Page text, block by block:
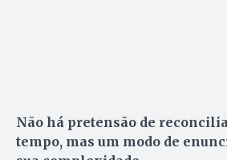
Não há pretensão de
tempo, mas um modo de